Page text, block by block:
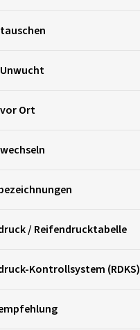
Ort
/ Reifendrucktabelle
Kontrollsystem (RDKS)